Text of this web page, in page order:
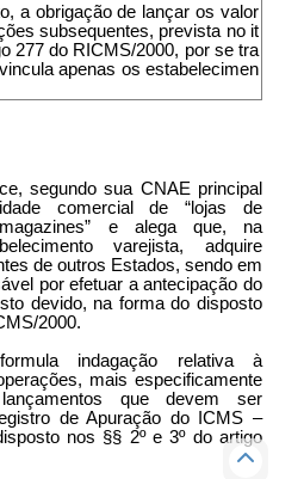
a obrigação de lançar os valor
subsequentes, prevista no it
277 do RICMS/2000, por se tra
apenas os estabelecimen
segundo sua CNAE principal
comercial de “lojas de
e alega que, na
varejista, adquire
de outros Estados, sendo em
por efetuar a antecipação do
devido, na forma do disposto
2000.
indagação relativa à
mais especificamente
que devem ser
de Apuração do ICMS –
nos §§ 2º e 3º do artigo